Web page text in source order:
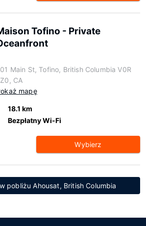
Tofino - Private
Main St, Tofino, British Columbia V0R
CA
mapę
18.1 km
Bezpłatny Wi-Fi
Wybierz
pobliżu Ahousat, British Columbia